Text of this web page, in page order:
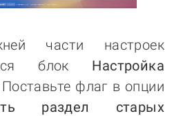
части настроек
блок Настройка
флаг в опции
раздел старых